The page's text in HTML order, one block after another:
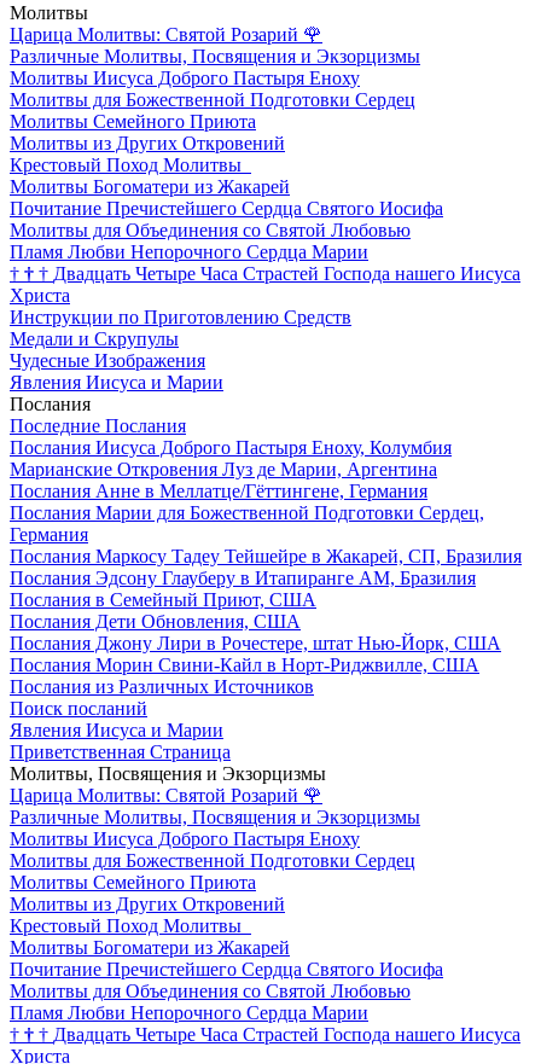
Молитвы
Царица Молитвы: Святой Розарий 🌹
Различные Молитвы, Посвящения и Экзорцизмы
Молитвы Иисуса Доброго Пастыря Еноху
Молитвы для Божественной Подготовки Сердец
Молитвы Семейного Приюта
Молитвы из Других Откровений
Крестовый Поход Молитвы
Молитвы Богоматери из Жакарей
Почитание Пречистейшего Сердца Святого Иосифа
Молитвы для Объединения со Святой Любовью
Пламя Любви Непорочного Сердца Марии
† † † Двадцать Четыре Часа Страстей Господа нашего Иисуса
Христа
Инструкции по Приготовлению Средств
Медали и Скрупулы
Чудесные Изображения
Явления Иисуса и Марии
Послания
Последние Послания
Послания Иисуса Доброго Пастыря Еноху, Колумбия
Марианские Откровения Луз де Марии, Аргентина
Послания Анне в Меллатце/Гёттингене, Германия
Послания Марии для Божественной Подготовки Сердец,
Германия
Послания Маркосу Тадеу Тейшейре в Жакарей, СП, Бразилия
Послания Эдсону Глауберу в Итапиранге AM, Бразилия
Послания в Семейный Приют, США
Послания Дети Обновления, США
Послания Джону Лири в Рочестере, штат Нью-Йорк, США
Послания Морин Свини-Кайл в Норт-Риджвилле, США
Послания из Различных Источников
Поиск посланий
Явления Иисуса и Марии
Приветственная Страница
Молитвы, Посвящения и Экзорцизмы
Царица Молитвы: Святой Розарий 🌹
Различные Молитвы, Посвящения и Экзорцизмы
Молитвы Иисуса Доброго Пастыря Еноху
Молитвы для Божественной Подготовки Сердец
Молитвы Семейного Приюта
Молитвы из Других Откровений
Крестовый Поход Молитвы
Молитвы Богоматери из Жакарей
Почитание Пречистейшего Сердца Святого Иосифа
Молитвы для Объединения со Святой Любовью
Пламя Любви Непорочного Сердца Марии
† † † Двадцать Четыре Часа Страстей Господа нашего Иисуса
Христа